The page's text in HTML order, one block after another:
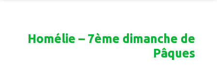
Homélie – 7ème dimanche de
Pâques